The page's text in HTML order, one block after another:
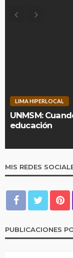
LIMA HIPERLOCAL
UNMSM:
educación
MIS REDES
PUBLICACIONES